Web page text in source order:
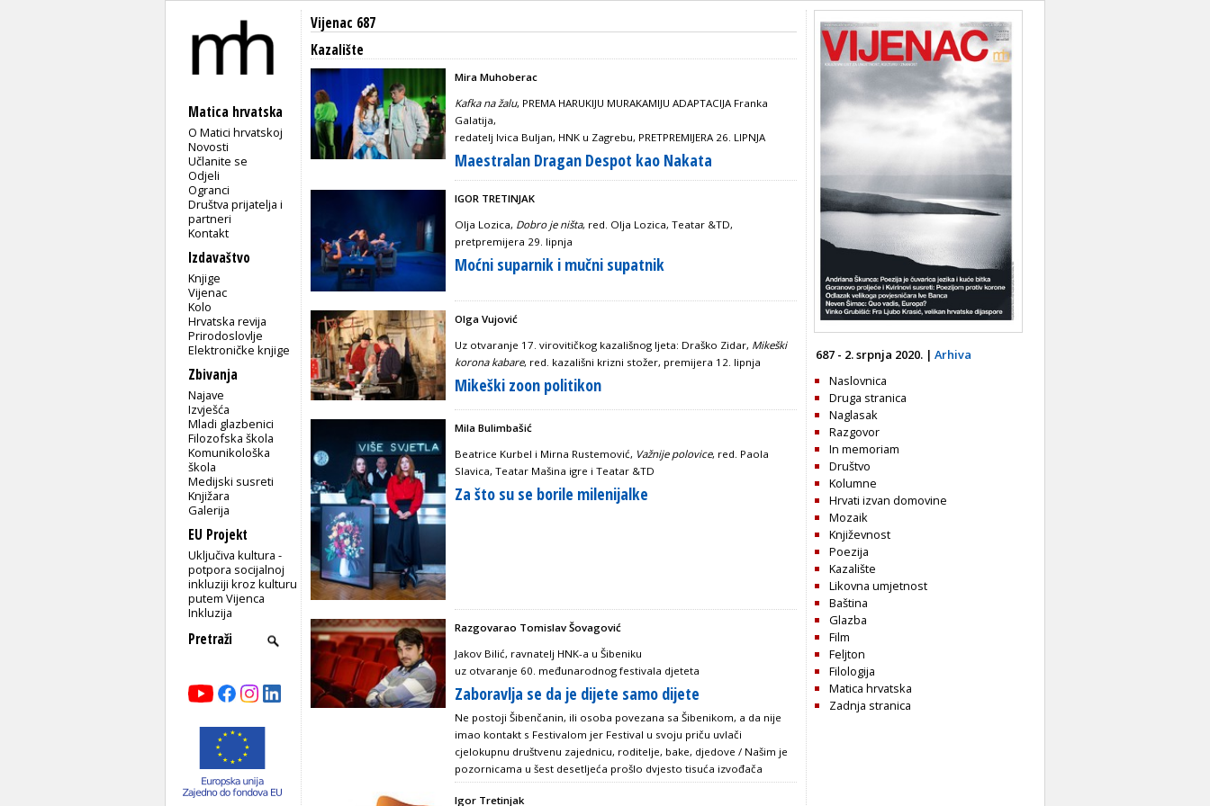
Matica hrvatska
O Matici hrvatskoj
Novosti
Učlanite se
Odjeli
Ogranci
Društva prijatelja i
partneri
Kontakt
Izdavaštvo
Knjige
Vijenac
Kolo
Hrvatska revija
Prirodoslovlje
Elektroničke knjige
Zbivanja
Najave
Izvješća
Mladi glazbenici
Filozofska škola
Komunikološka
škola
Medijski susreti
Knjižara
Galerija
EU Projekt
Uključiva kultura -
potpora socijalnoj
inkluziji kroz kulturu
putem Vijenca
Inkluzija
Vijenac 687
Kazalište
Mira Muhoberac
Kafka na žalu, PREMA HARUKIJU MURAKAMIJU ADAPTACIJA Franka
Galatija,
redatelj Ivica Buljan, HNK u Zagrebu, PRETPREMIJERA 26. LIPNJA
Maestralan Dragan Despot kao Nakata
IGOR TRETINJAK
Olja Lozica, Dobro je ništa, red. Olja Lozica, Teatar &TD,
pretpremijera 29. lipnja
Moćni suparnik i mučni supatnik
Olga Vujović
Uz otvaranje 17. virovitičkog kazališnog ljeta: Draško Zidar, Mikeški
korona kabare, red. kazališni krizni stožer, premijera 12. lipnja
Mikeški zoon politikon
Mila Bulimbašić
Beatrice Kurbel i Mirna Rustemović, Važnije polovice, red. Paola
Slavica, Teatar Mašina igre i Teatar &TD
Za što su se borile milenijalke
Razgovarao Tomislav Šovagović
Jakov Bilić, ravnatelj HNK-a u Šibeniku
uz otvaranje 60. međunarodnog festivala djeteta
Zaboravlja se da je dijete samo dijete
Ne postoji Šibenčanin, ili osoba povezana sa Šibenikom, a da nije
imao kontakt s Festivalom jer Festival u svoju priču uvlači
cjelokupnu društvenu zajednicu, roditelje, bake, djedove / Našim je
pozornicama u šest desetljeća prošlo dvjesto tisuća izvođača
Igor Tretinjak
687 - 2. srpnja 2020. | Arhiva
Naslovnica
Druga stranica
Naglasak
Razgovor
In memoriam
Društvo
Kolumne
Hrvati izvan domovine
Mozaik
Književnost
Poezija
Kazalište
Likovna umjetnost
Baština
Glazba
Film
Feljton
Filologija
Matica hrvatska
Zadnja stranica